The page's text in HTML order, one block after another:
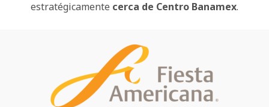
estratégicamente cerca de Centro Banamex.